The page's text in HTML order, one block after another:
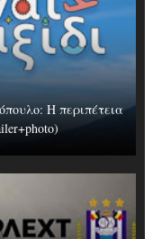
Η περιπέτεια